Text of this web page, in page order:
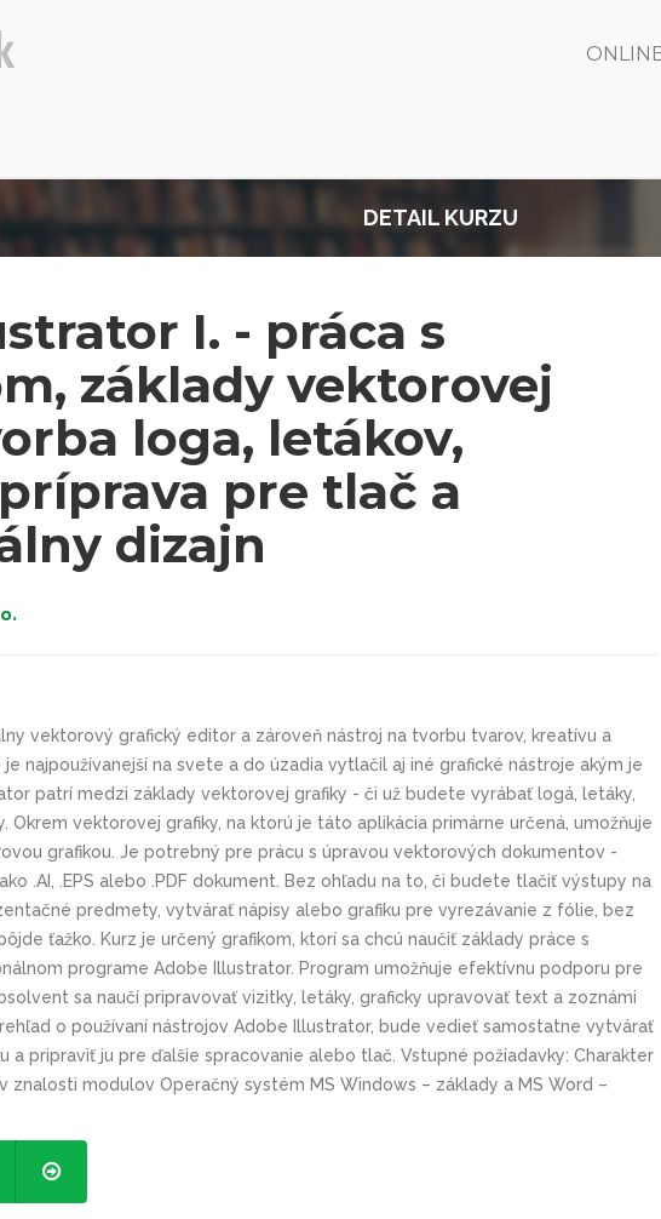
DETAIL KURZU
I. - práca s
základy vektorovej
loga, letákov,
pre tlač a
dizajn
vektorový grafický editor a zároveň nástroj na tvorbu tvarov, kreatívu a
najpoužívanejší na svete a do úzadia vytlačil aj iné grafické nástroje akým je
patrí medzi základy vektorovej grafiky - či už budete vyrábať logá, letáky,
vektorovej grafiky, na ktorú je táto aplikácia primárne určená, umožňuje
grafikou. Je potrebný pre prácu s úpravou vektorových dokumentov -
.AI, .EPS alebo .PDF dokument. Bez ohľadu na to, či budete tlačiť výstupy na
predmety, vytvárať nápisy alebo grafiku pre vyrezávanie z fólie, bez
ťažko. Kurz je určený grafikom, ktorí sa chcú naučiť základy práce s
programe Adobe Illustrator. Program umožňuje efektívnu podporu pre
sa naučí pripravovať vizitky, letáky, graficky upravovať text a zoznámi
o používaní nástrojov Adobe Illustrator, bude vedieť samostatne vytvárať
a pripraviť ju pre ďalšie spracovanie alebo tlač. Vstupné požiadavky: Charakter
znalosti modulov Operačný systém MS Windows – základy a MS Word –